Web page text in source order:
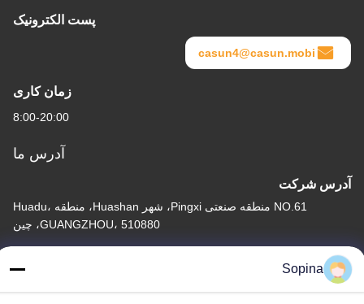
پست الکترونیک
casun4@casun.mobi
زمان کاری
8:00-20:00
آدرس ما
آدرس شرکت
NO.61 منطقه صنعتی Pingxi، شهر Huashan، منطقه Huadu،
GUANGZHOU، 510880، چین
آدرس کارخانه
GUANGZHOU، 510880، چین
Sopina